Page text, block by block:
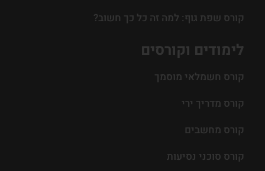
לימודים וקורסים
קורס חשמלאי מוסמך
קורס מדריך ירי
קורס מחשבים
קורס סוכני נסיעות
קורס שפת גוף: למה זה כל כך חשוב?